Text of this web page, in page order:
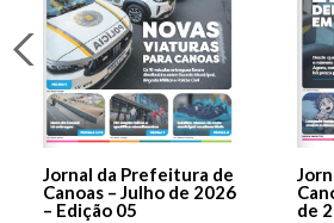
Jornal da Prefeitura de
Canoas – Julho de 2026
– Edição 05
de